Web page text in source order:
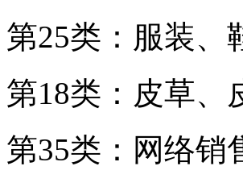
第25类：服装、
第18类：皮草
第35类：网络